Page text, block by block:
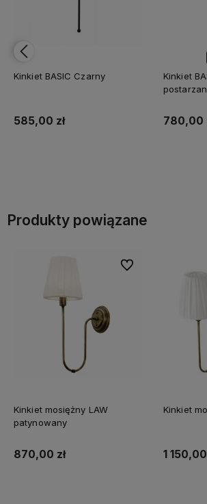
Kinkiet BASIC Czarny
585,00 zł
Kinkiet
780,00
Produkty powiązane
Kinkiet mosiężny LAW
patynowany
870,00 zł
Do ulubionych
Kinkiet
1 150,00